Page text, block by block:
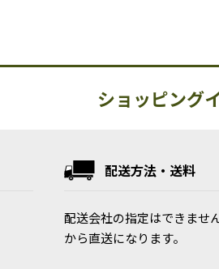
ショッピング
配送方法・送料
配送会社の指定はできませ
から直送になります。